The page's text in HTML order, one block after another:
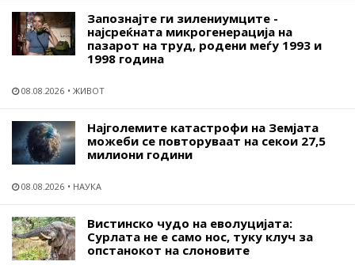
Запознајте ги зилениумците -
најсреќната микрогенерација на
пазарот на труд, родени меѓу 1993 и
1998 година
08.08.2026 ЖИВОТ
Најголемите катастрофи на Земјата
можеби се повторуваат на секои 27,5
милиони години
08.08.2026 НАУКА
Вистинско чудо на еволуцијата:
Сурлата не е само нос, туку клуч за
опстанокот на слоновите